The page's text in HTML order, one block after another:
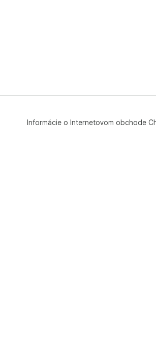
Informácie o Internetovom obchode